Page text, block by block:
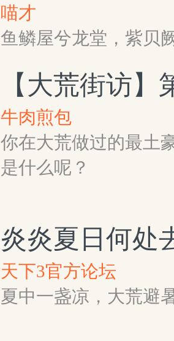
喵才
鱼鳞屋兮龙堂，紫贝
【大荒街访
牛肉煎包
你在大荒做过的最土
是什么呢？
炎炎夏日何处
天下3官方论坛
夏中一盏凉，大荒避